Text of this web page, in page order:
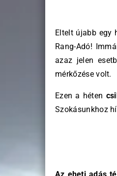
Eltelt újabb egy
Rang-Adó!
azaz jelen
mérkőzése volt.
Ezen a héten
Szokásunkhoz